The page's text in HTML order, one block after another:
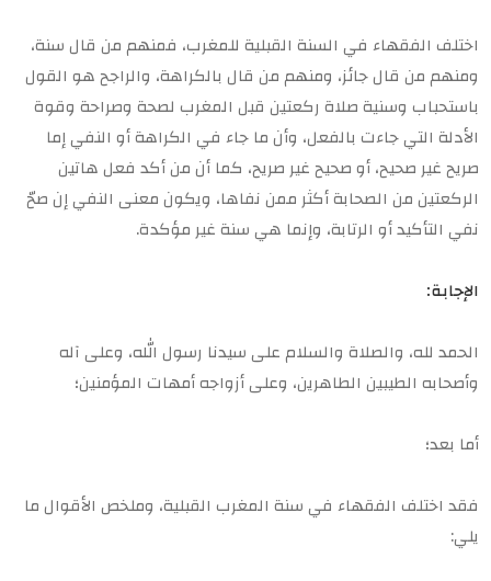
اختلف الفقهاء في السنة القبلية للمغرب، فمنهم من قال سنة،
ومنهم من قال جائز، ومنهم من قال بالكراهة، والراجح هو القول
باستحباب وسنية صلاة ركعتين قبل المغرب لصحة وصراحة وقوة
الأدلة التي جاءت بالفعل، وأن ما جاء في الكراهة أو النفي إما
صريح غير صحيح، أو صحيح غير صريح، كما أن من أكد فعل هاتين
الركعتين من الصحابة أكثر ممن نفاها، ويكون معنى النفي إن صحّ
نفي التأكيد أو الرتابة، وإنما هي سنة غير مؤكدة.
الإجابة:
الحمد لله، والصلاة والسلام على سيدنا رسول الله، وعلى آله
وأصحابه الطيبين الطاهرين، وعلى أزواجه أمهات المؤمنين؛
أما بعد؛
فقد اختلف الفقهاء في سنة المغرب القبلية، وملخص الأقوال ما
يلي: